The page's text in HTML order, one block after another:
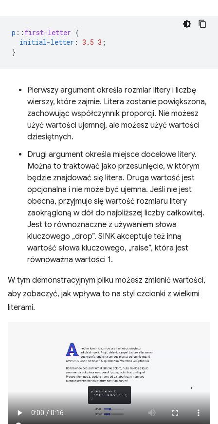
p :: first-letter {
initial-letter : 3.5 3 ;
}
Pierwszy argument określa rozmiar litery i liczbę
wierszy, które zajmie. Litera zostanie powiększona,
zachowując współczynnik proporcji. Nie możesz
użyć wartości ujemnej, ale możesz użyć wartości
dziesiętnych.
Drugi argument określa miejsce docelowe litery.
Można to traktować jako przesunięcie, w którym
będzie znajdować się litera. Druga wartość jest
opcjonalna i nie może być ujemna. Jeśli nie jest
obecna, przyjmuje się wartość rozmiaru litery
zaokrągloną w dół do najbliższej liczby całkowitej.
Jest to równoznaczne z używaniem słowa
kluczowego „drop”. SINK akceptuje też inną
wartość słowa kluczowego, „raise”, która jest
równoważna wartości 1.
W tym demonstracyjnym pliku możesz zmienić wartości,
aby zobaczyć, jak wpływa to na styl czcionki z wielkimi
literami.